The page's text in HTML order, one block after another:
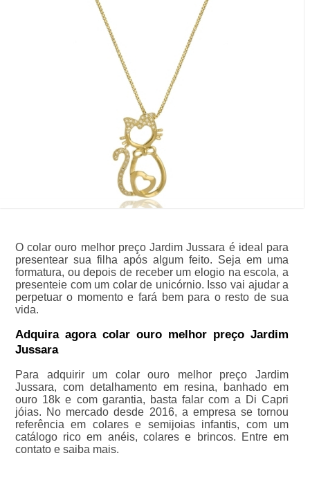
O colar ouro melhor preço Jardim Jussara é ideal para
presentear sua filha após algum feito. Seja em uma
formatura, ou depois de receber um elogio na escola, a
presenteie com um colar de unicórnio. Isso vai ajudar a
perpetuar o momento e fará bem para o resto de sua
vida.
Adquira agora colar ouro melhor preço Jardim
Jussara
Para adquirir um colar ouro melhor preço Jardim
Jussara, com detalhamento em resina, banhado em
ouro 18k e com garantia, basta falar com a Di Capri
jóias. No mercado desde 2016, a empresa se tornou
referência em colares e semijoias infantis, com um
catálogo rico em anéis, colares e brincos. Entre em
contato e saiba mais.